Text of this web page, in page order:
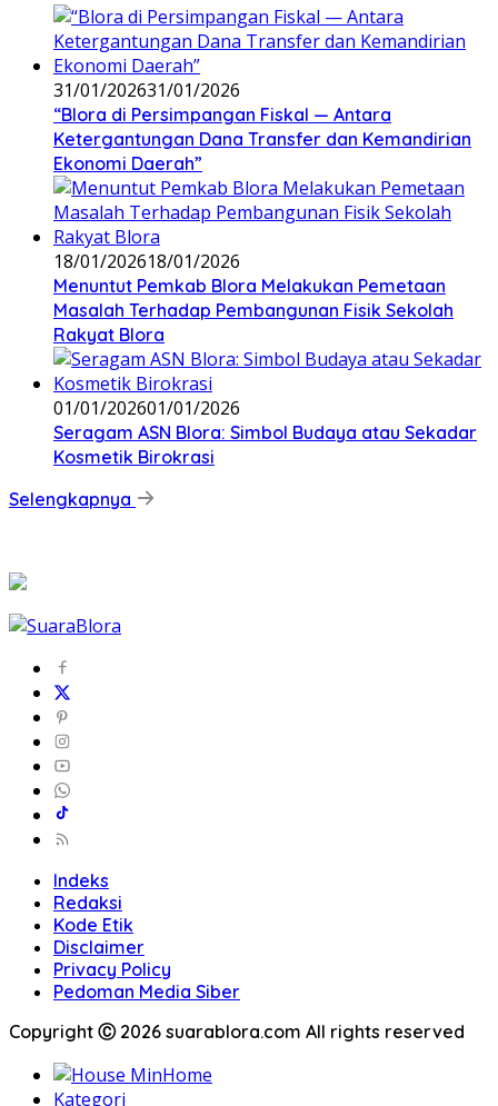
31/01/202631/01/2026
‎“Blora di Persimpangan Fiskal — Antara
Ketergantungan Dana Transfer dan Kemandirian
Ekonomi Daerah”
18/01/202618/01/2026
‎Menuntut Pemkab Blora Melakukan Pemetaan
Masalah Terhadap Pembangunan Fisik Sekolah
Rakyat Blora
01/01/202601/01/2026
‎Seragam ASN Blora: Simbol Budaya atau Sekadar
Kosmetik Birokrasi
Selengkapnya
Indeks
Redaksi
Kode Etik
Disclaimer
Privacy Policy
Pedoman Media Siber
Copyright Ⓒ 2026 suarablora.com All rights reserved
Home
Kategori